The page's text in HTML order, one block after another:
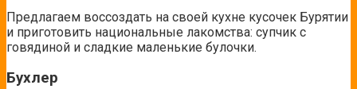
Предлагаем воссоздать на своей кухне кусочек Бурятии
и приготовить национальные лакомства: супчик с
говядиной и сладкие маленькие булочки.
Бухлер